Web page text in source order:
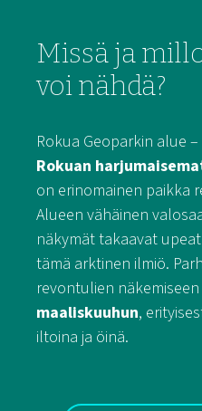
Missä ja
voi nähdä?
Rokua Geoparkin alue –
Rokuan
on erinomainen paikka
Alueen vähäinen
näkymät takaavat
tämä arktinen ilmiö.
revontulien
maaliskuuhun,
iltoina ja öinä.